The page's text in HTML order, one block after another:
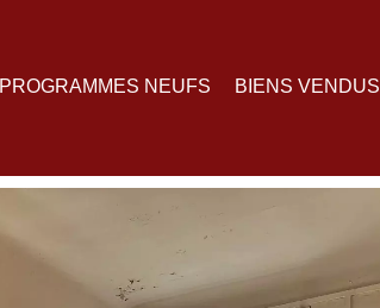
PROGRAMMES NEUFS BIENS VENDUS